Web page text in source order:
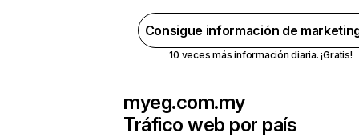
Consigue información de
10 veces más información diaria. ¡Gratis!
myeg.com.my
Tráfico web por país